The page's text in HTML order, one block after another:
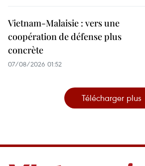
Vietnam-Malaisie : vers une
coopération de défense plus
concrète
07/08/2026 01:52
Télécharger plus